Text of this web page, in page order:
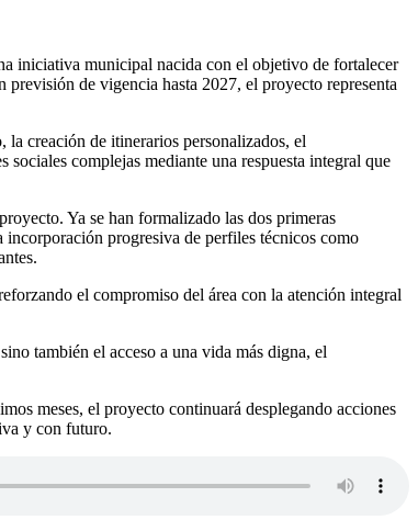
iniciativa municipal nacida con el objetivo de fortalecer
de vigencia hasta 2027, el proyecto representa
creación de itinerarios personalizados, el
complejas mediante una respuesta integral que
Ya se han formalizado las dos primeras
progresiva de perfiles técnicos como
el compromiso del área con la atención integral
también el acceso a una vida más digna, el
meses, el proyecto continuará desplegando acciones
y con futuro.